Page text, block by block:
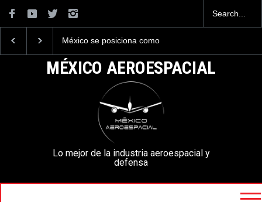
La industria naval mexicana
la Armada de México
Mundial 2026 ocurrió
aeropuertos
MÉXICO AEROESPACIAL
Lo mejor de la industria aeroespacial y
defensa